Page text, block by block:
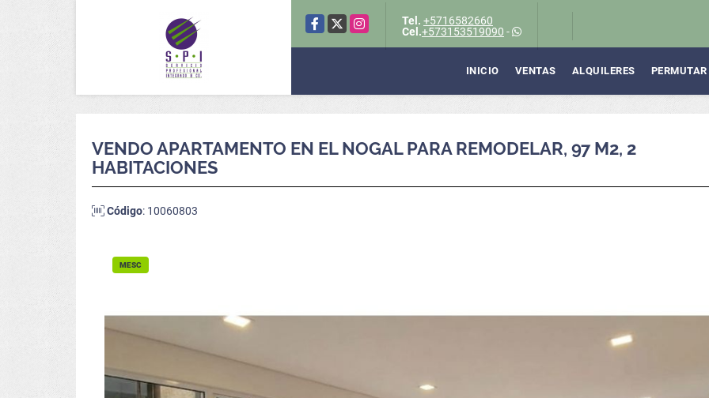
Facebook
X Instagram Tel. +5716582660
Cel.+573153519090 -
INICIO VENTAS ALQUILERES PERMUTAR
VENDO APARTAMENTO EN EL NOGAL PARA REMODELAR, 97 M2, 2
HABITACIONES
Código: 10060803
MESC